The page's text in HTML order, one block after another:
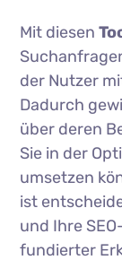
Mit diesen
der Nutzer
Dadurch
über deren
Sie in der
umsetzen
ist
und Ihre
fundierter